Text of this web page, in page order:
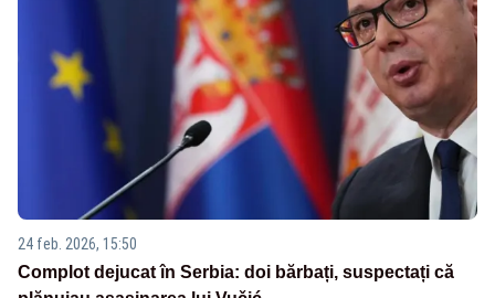
24 feb. 2026, 15:50
Complot dejucat în Serbia: doi bărbați, suspectați că